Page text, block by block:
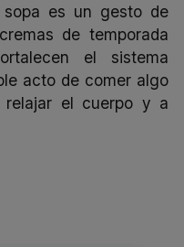
es un gesto de
de temporada
el sistema
acto de comer algo
el cuerpo y a